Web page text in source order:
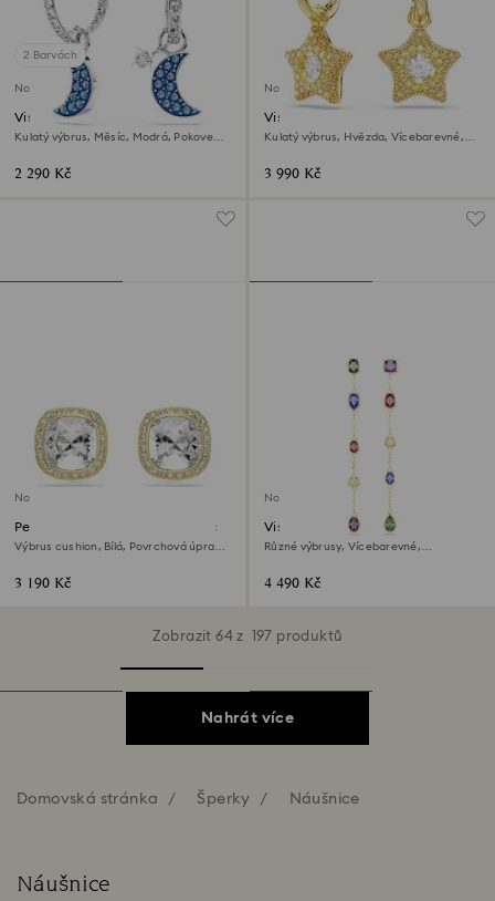
2 Barvách
Novinka
Visací náušnice Symbolica
Kulatý výbrus, Měsíc, Modrá, Pokoveno
2 290 Kč
Novinka
Visací náušnice Sublima
Kulatý výbrus, Hvězda, Vícebarevné,
3 990 Kč
Novinka
Peckové náušnice Una Angelic
Výbrus cushion, Bílá, Povrchová úprava
3 190 Kč
Novinka
Visací náušnice Imber
Různé výbrusy, Vícebarevné,
4 490 Kč
Zobrazit 64 z 197 produktů
Nahrát více
Domovská stránka Šperky Náušnice
Náušnice